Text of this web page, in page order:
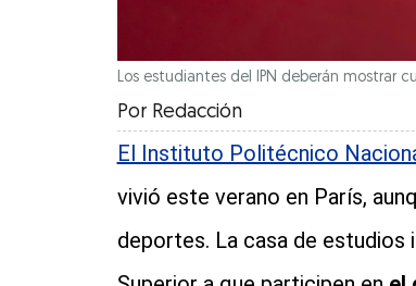
Los estudiantes del IPN deberán mostrar
Por Redacción
El Instituto Politécnico
vivió este verano en París,
deportes. La casa de estudios